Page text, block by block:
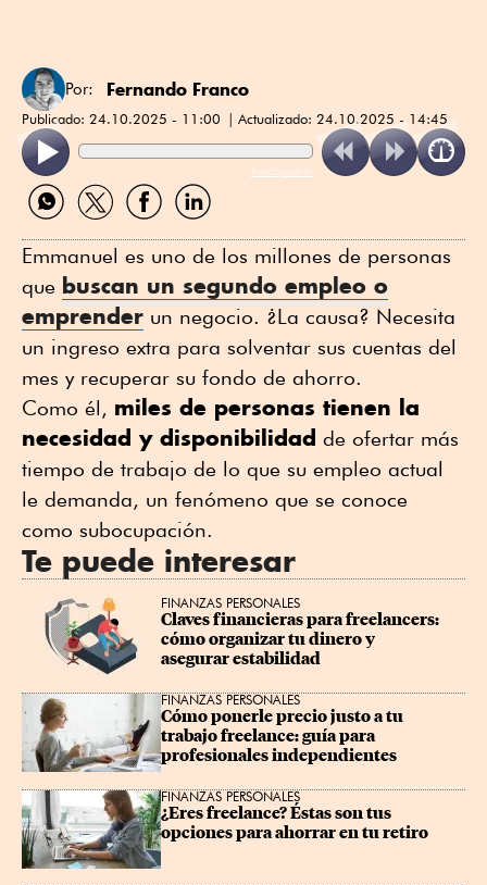
Por: Fernando Franco
Publicado: 24.10.2025 - 11:00 Actualizado: 24.10.2025 - 14:45
ReadSpeaker
Compartir
por
Compartir
por
Compartir
por
Compartir
por
Emmanuel es uno de los millones de personas
que buscan un segundo empleo o
emprender un negocio. ¿La causa? Necesita
un ingreso extra para solventar sus cuentas del
mes y recuperar su fondo de ahorro.
Como él, miles de personas tienen la
necesidad y disponibilidad de ofertar más
tiempo de trabajo de lo que su empleo actual
le demanda, un fenómeno que se conoce
como subocupación.
Te puede interesar
FINANZAS PERSONALES
Claves financieras para freelancers:
cómo organizar tu dinero y
asegurar estabilidad
FINANZAS PERSONALES
Cómo ponerle precio justo a tu
trabajo freelance: guía para
profesionales independientes
FINANZAS PERSONALES
¿Eres freelance? Éstas son tus
opciones para ahorrar en tu retiro